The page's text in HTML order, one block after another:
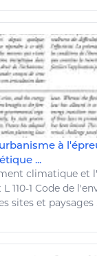
à
...
climatique et
L 110-1 Code de l'
sites et paysages